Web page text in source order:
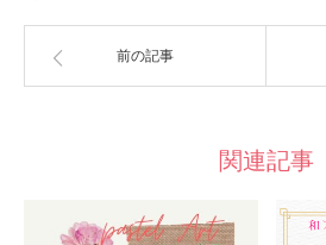
前の記事
関連記事